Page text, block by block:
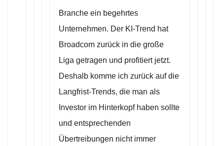
Branche ein begehrtes
Unternehmen. Der KI-Trend hat
Broadcom zurück in die große
Liga getragen und profitiert jetzt.
Deshalb komme ich zurück auf die
Langfrist-Trends, die man als
Investor im Hinterkopf haben sollte
und entsprechenden
Übertreibungen nicht immer